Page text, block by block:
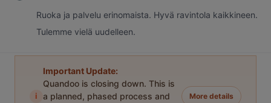
Ruoka ja palvelu erinomaista. Hyvä ravintola kaikkineen.
Tulemme vielä uudelleen.
i
Important Update:
Quandoo is closing down. This is
a planned, phased process and
More details